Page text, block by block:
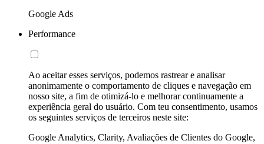
Google Ads
Performance
Ao aceitar esses serviços, podemos rastrear e analisar
anonimamente o comportamento de cliques e navegação em
nosso site, a fim de otimizá-lo e melhorar continuamente a
experiência geral do usuário. Com teu consentimento, usamos
os seguintes serviços de terceiros neste site:
Google Analytics, Clarity, Avaliações de Clientes do Google,